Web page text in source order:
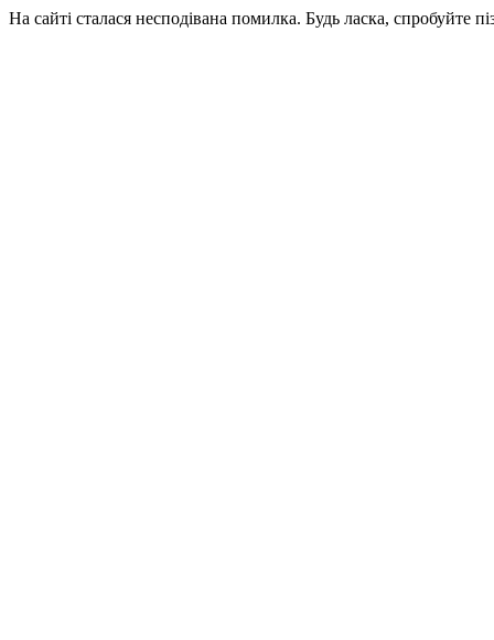
На сайті сталася несподівана помилка. Будь ласка, спробуйте